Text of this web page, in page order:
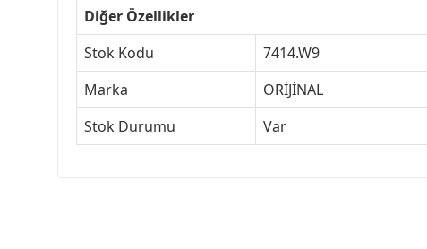
Diğer Özellikler
Stok Kodu
7414.W9
Marka
ORİJİNAL
Stok Durumu
Var